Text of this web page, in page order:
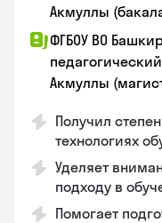
Акмуллы
ФГБОУ ВО
Акмуллы
Получил
технологиях
Уделяет
подходу в
Помогает